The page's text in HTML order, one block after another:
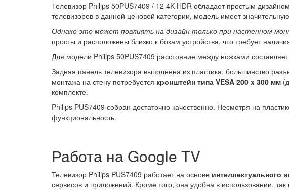
Телевизор Philips 50PUS7409 / 12 4K HDR обладает простым
телевизоров в данной ценовой категории, модель имеет
Однако это может повлиять на дизайн только при настенном
просты и расположены близко к бокам устройства, что требует
Для модели Philips 50PUS7409 расстояние между ножками
Задняя панель телевизора выполнена из пластика, большинство
монтажа на стену потребуется кронштейн типа VESA 200 x 300 мм
комплекте.
Philips PUS7409 собран достаточно качественно. Несмотря на
функциональность.
Работа на Google TV
Телевизор Philips PUS7409 работает на основе интеллектуального
сервисов и приложений. Кроме того, она удобна в использовании,